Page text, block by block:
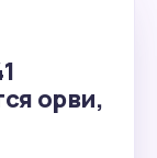
орви,